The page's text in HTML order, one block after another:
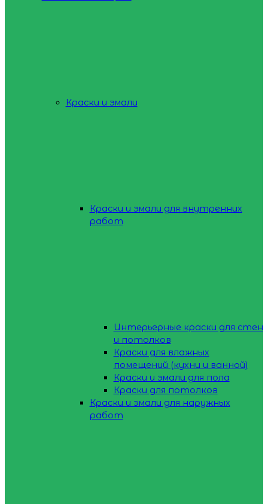
Краски и эмали
Краски и эмали для внутренних
работ
Интерьерные краски для стен
и потолков
Краски для влажных
помещений (кухни и ванной)
Краски и эмали для пола
Краски для потолков
Краски и эмали для наружных
работ